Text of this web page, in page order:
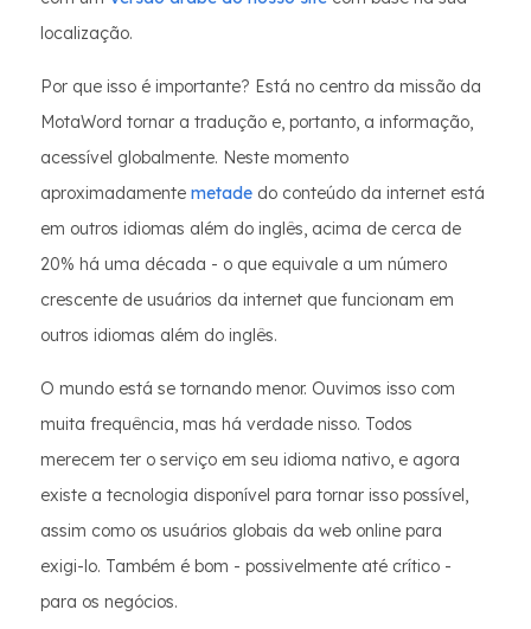
localização.
Por que isso é importante? Está no centro da missão da
MotaWord tornar a tradução e, portanto, a informação,
acessível globalmente. Neste momento
aproximadamente metade do conteúdo da internet está
em outros idiomas além do inglês, acima de cerca de
20% há uma década - o que equivale a um número
crescente de usuários da internet que funcionam em
outros idiomas além do inglês.
O mundo está se tornando menor. Ouvimos isso com
muita frequência, mas há verdade nisso. Todos
merecem ter o serviço em seu idioma nativo, e agora
existe a tecnologia disponível para tornar isso possível,
assim como os usuários globais da web online para
exigi-lo. Também é bom - possivelmente até crítico -
para os negócios.